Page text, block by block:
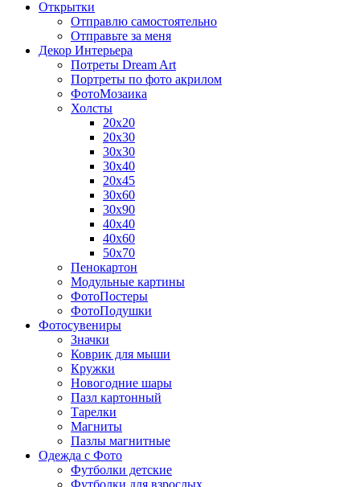
Открытки
Отправлю самостоятельно
Отправьте за меня
Декор Интерьера
Потреты Dream Art
Портреты по фото акрилом
ФотоМозаика
Холсты
20х20
20х30
30х30
30х40
20х45
30х60
30х90
40х40
40х60
50х70
Пенокартон
Модульные картины
ФотоПостеры
ФотоПодушки
Фотоcувениры
Значки
Коврик для мыши
Кружки
Новогодние шары
Пазл картонный
Тарелки
Магниты
Пазлы магнитные
Одежда с Фото
Футболки детские